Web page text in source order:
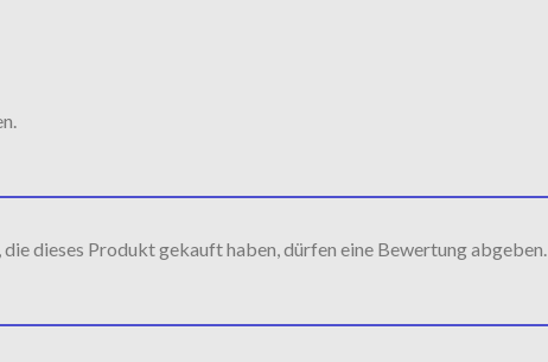
dieses Produkt gekauft haben, dürfen eine Bewertung abgeben.